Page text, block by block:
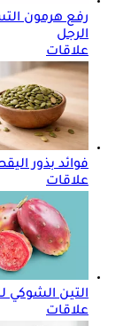
الرجل
علاقات
فوائد بذور
علاقات
التين الشوكي
علاقات